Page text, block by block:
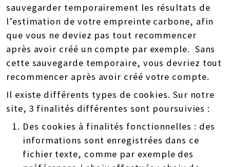
sauvegarder temporairement les résultats de
l’estimation de votre empreinte carbone, afin
que vous ne deviez pas tout recommencer
après avoir créé un compte par exemple. Sans
cette sauvegarde temporaire, vous devriez tout
recommencer après avoir créé votre compte.
Il existe différents types de cookies. Sur notre
site, 3 finalités différentes sont poursuivies :
Des cookies à finalités fonctionnelles : des
informations sont enregistrées dans ce
fichier texte, comme par exemple des